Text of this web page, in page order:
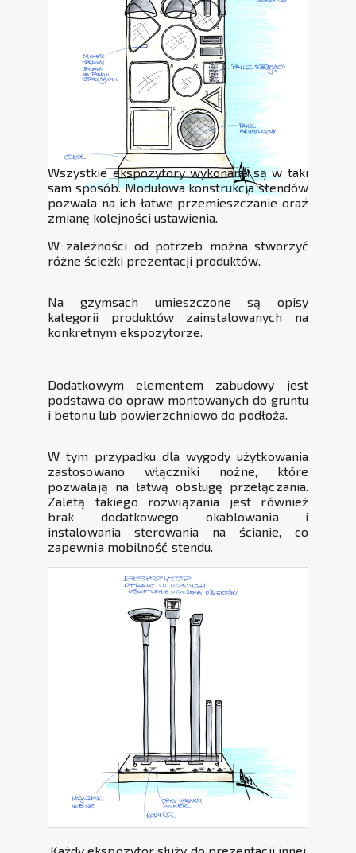
Wszystkie ekspozytory wykonane są w taki
sam sposób. Modułowa konstrukcja stendów
pozwala na ich łatwe przemieszczanie oraz
zmianę kolejności ustawienia.
W zależności od potrzeb można stworzyć
różne ścieżki prezentacji produktów.
Na gzymsach umieszczone są opisy
kategorii produktów zainstalowanych na
konkretnym ekspozytorze.
Dodatkowym elementem zabudowy jest
podstawa do opraw montowanych do gruntu
i betonu lub powierzchniowo do podłoża.
W tym przypadku dla wygody użytkowania
zastosowano włączniki nożne, które
pozwalają na łatwą obsługę przełączania.
Zaletą takiego rozwiązania jest również
brak dodatkowego okablowania i
instalowania sterowania na ścianie, co
zapewnia mobilność stendu.
Każdy ekspozytor służy do prezentacji innej